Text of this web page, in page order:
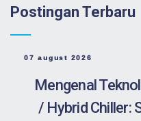
Postingan Terbaru
07 august 2026
Mengenal
/ Hybrid Chiller: